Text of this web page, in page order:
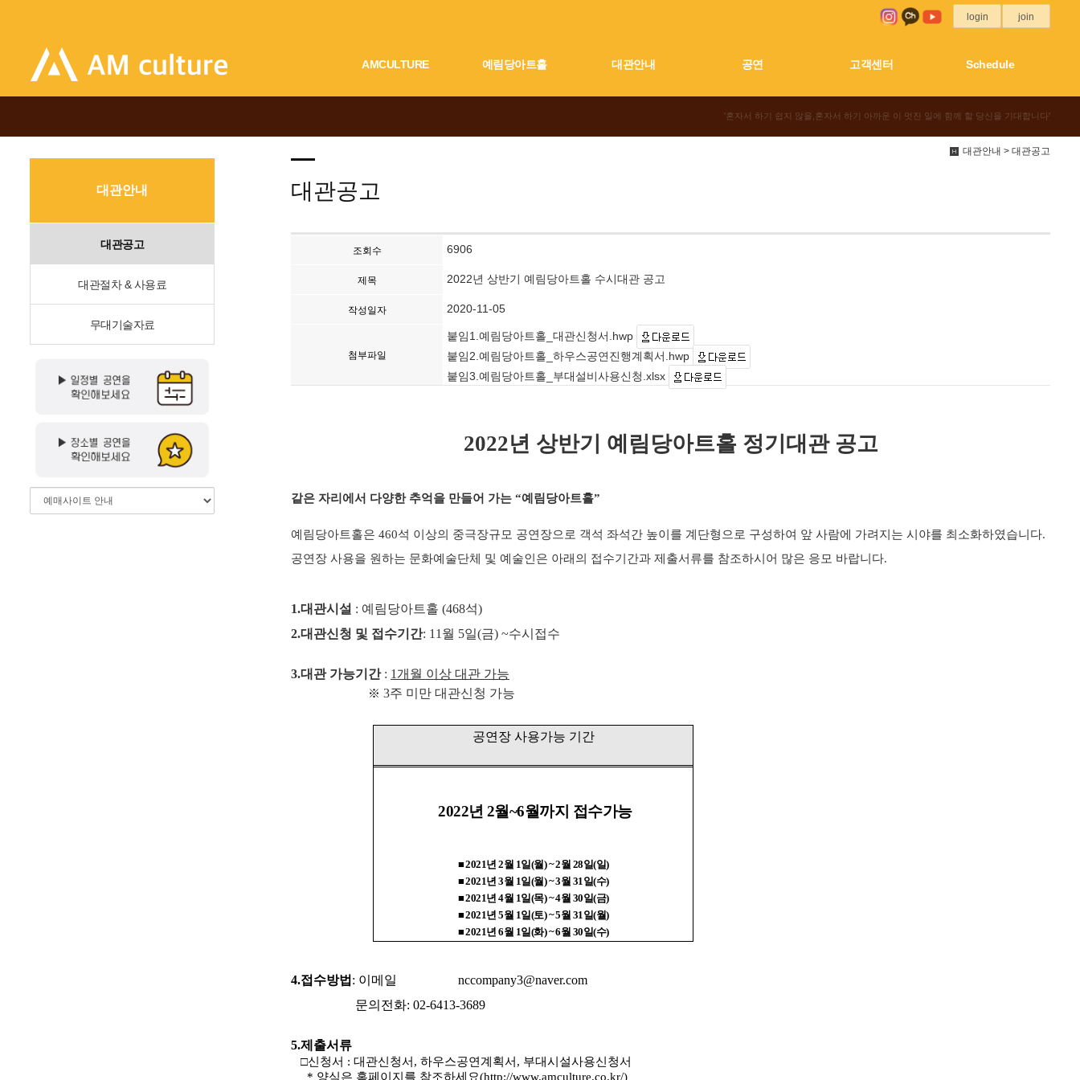
login join
AMCULTURE 예림당아트홀 대관안내 공연 고객센터 Schedule
'혼자서 하기 쉽지 않을,혼자서 하기 아까운 이 멋진 일에 함께 할 당신을 기대합니다'
대관안내 > 대관공고
대관안내
대관공고
대관절차 & 사용료
무대기술자료
대관공고
조회수 6906
제목 2022년 상반기 예림당아트홀 수시대관 공고
작성일자 2020-11-05
첨부파일
붙임1.예림당아트홀_대관신청서.hwp
붙임2.예림당아트홀_하우스공연진행계획서.hwp
붙임3.예림당아트홀_부대설비사용신청.xlsx
2022년 상반기 예림당아트홀 정기대관 공고
같은 자리에서 다양한 추억을 만들어 가는 “예림당아트홀”
예림당아트홀은 460석 이상의 중극장규모 공연장으로 객석 좌석간 높이를 계단형으로 구성하여 앞 사람에 가려지는 시야를 최소화하였습니다.
공연장 사용을 원하는 문화예술단체 및 예술인은 아래의 접수기간과 제출서류를 참조하시어 많은 응모 바랍니다.
1.대관시설 : 예림당아트홀 (468석)
2.대관신청 및 접수기간: 11 월 5일(금) ~수시접수
3.대관 가능기간: 1 개월 이상 대관 가능
※ 3주 미만 대관신청 가능
공연장 사용가능 기간
2022년 2월~6월까지 접수가능
■2021년 2월 1일(월) ~ 2월 28일(일)
■2021년 3월 1일(월) ~ 3월 31 일(수)
■2021년 4월 1일(목) ~ 4월 30일(금)
■2021년 5월 1일(토) ~ 5월 31 일(월)
■2021년 6월 1일(화) ~ 6월 30일(수)
4.접수방법 : 이메일
nccompany3@naver.com
문의전화: 02-6413-3689
5.제출서류
□신청서 : 대관신청서 , 하우스공연계획서 , 부대시설사용신청서
* 양식은 홈페이지를 참조하세요(http://www.amculture.co.kr/)